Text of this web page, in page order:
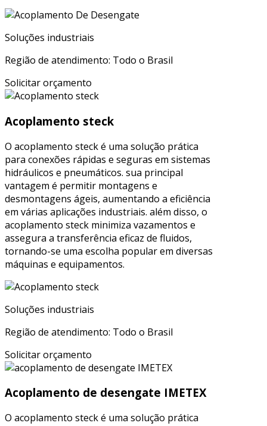
Soluções industriais
Região de atendimento: Todo o Brasil
Solicitar orçamento
Acoplamento steck
O acoplamento steck é uma solução prática
para conexões rápidas e seguras em sistemas
hidráulicos e pneumáticos. sua principal
vantagem é permitir montagens e
desmontagens ágeis, aumentando a eficiência
em várias aplicações industriais. além disso, o
acoplamento steck minimiza vazamentos e
assegura a transferência eficaz de fluidos,
tornando-se uma escolha popular em diversas
máquinas e equipamentos.
Soluções industriais
Região de atendimento: Todo o Brasil
Solicitar orçamento
Acoplamento de desengate IMETEX
O acoplamento steck é uma solução prática